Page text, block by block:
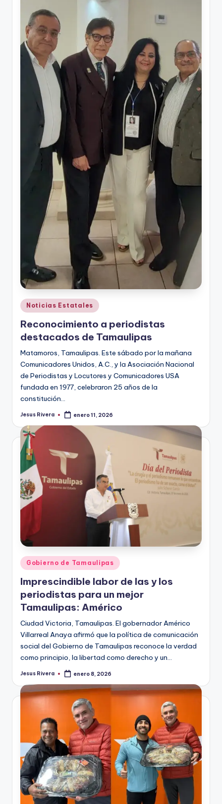
Publicado
en
Noticias Estatales
Reconocimiento a periodistas
destacados de Tamaulipas
Matamoros, Tamaulipas. Este sábado por la mañana
Comunicadores Unidos, A.C., y la Asociación Nacional
de Periodistas y Locutores y Comunicadores USA
fundada en 1977, celebraron 25 años de la
constitución…
Publicado
Jesus Rivera enero 11, 2026
Publicado
en
Gobierno de Tamaulipas
Imprescindible labor de las y los
periodistas para un mejor
Tamaulipas: Américo
Ciudad Victoria, Tamaulipas. El gobernador Américo
Villarreal Anaya afirmó que la política de comunicación
social del Gobierno de Tamaulipas reconoce la verdad
como principio, la libertad como derecho y un…
Publicado
Jesus Rivera enero 8, 2026